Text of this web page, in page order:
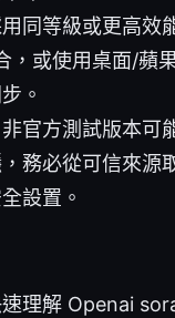
同等級或更高效
，或使用桌面/蘋
。
官方測試版本可
務必從可信來源
設置。
理解 Openai